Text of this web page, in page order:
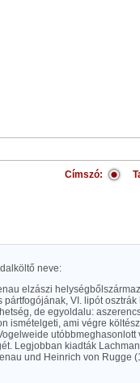
Címszó:
neve:
elzászi
VI. lipót
de egyoldalu:
ismételgeti, ami végre
Legjobban kiadták
und Heinrich von Rugge